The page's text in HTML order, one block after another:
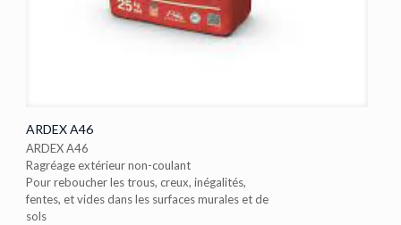
ARDEX A46
ARDEX A46
Ragréage extérieur non-coulant
Pour reboucher les trous, creux, inégalités,
fentes, et vides dans les surfaces murales et de
sols